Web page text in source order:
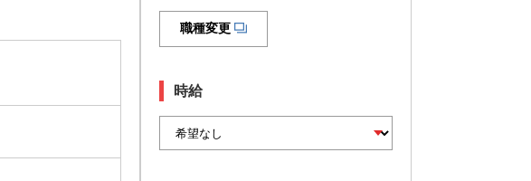
職種変更
時給